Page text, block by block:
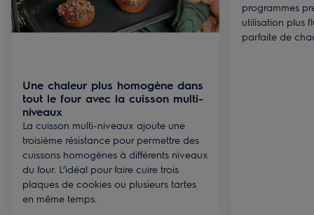
Une chaleur plus homogène dans
tout le four avec la cuisson multi-
niveaux
La cuisson multi-niveaux ajoute une
troisième résistance pour permettre des
cuissons homogènes à différents niveaux
du four. L’idéal pour faire cuire trois
plaques de cookies ou plusieurs tartes
en même temps.
programmes
utilisation plus
parfaite de